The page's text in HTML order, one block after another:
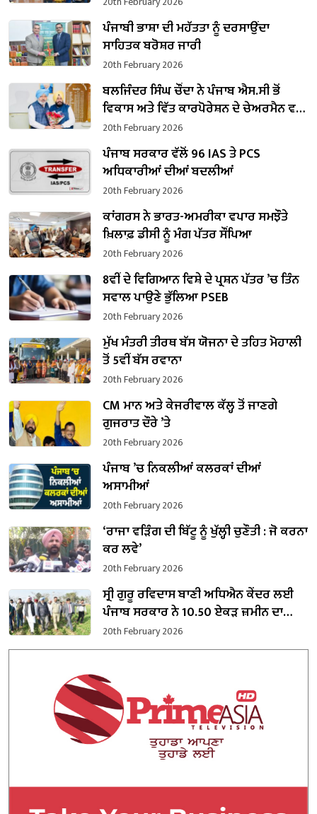
ਪੰਜਾਬੀ ਭਾਸ਼ਾ ਦੀ ਮਹੱਤਤਾ ਨੂੰ ਦਰਸਾਉਂਦਾ
ਸਾਹਿਤਕ ਬਰੋਸ਼ਰ ਜਾਰੀ
20th February 2026
ਬਲਜਿੰਦਰ ਸਿੰਘ ਚੌਂਦਾ ਨੇ ਪੰਜਾਬ ਐਸ.ਸੀ ਭੋਂ
ਵਿਕਾਸ ਅਤੇ ਵਿੱਤ ਕਾਰਪੋਰੇਸ਼ਨ ਦੇ ਚੇਅਰਮੈਨ ਵਜੋਂ
ਸੰਭਾਲਿਆ ਕਾਰਜਭਾਰ
20th February 2026
ਪੰਜਾਬ ਸਰਕਾਰ ਵੱਲੋਂ 96 IAS ਤੇ PCS
ਅਧਿਕਾਰੀਆਂ ਦੀਆਂ ਬਦਲੀਆਂ
20th February 2026
ਕਾਂਗਰਸ ਨੇ ਭਾਰਤ-ਅਮਰੀਕਾ ਵਪਾਰ ਸਮਝੌਤੇ
ਖ਼ਿਲਾਫ਼ ਡੀਸੀ ਨੂੰ ਮੰਗ ਪੱਤਰ ਸੌਂਪਿਆ
20th February 2026
8ਵੀਂ ਦੇ ਵਿਗਿਆਨ ਵਿਸ਼ੇ ਦੇ ਪ੍ਰਸ਼ਨ ਪੱਤਰ ’ਚ ਤਿੰਨ
ਸਵਾਲ ਪਾਉਣੇ ਭੁੱਲਿਆ PSEB
20th February 2026
ਮੁੱਖ ਮੰਤਰੀ ਤੀਰਥ ਬੱਸ ਯੋਜਨਾ ਦੇ ਤਹਿਤ ਮੋਹਾਲੀ
ਤੋਂ 5ਵੀਂ ਬੱਸ ਰਵਾਨਾ
20th February 2026
CM ਮਾਨ ਅਤੇ ਕੇਜਰੀਵਾਲ ਕੱਲ੍ਹ ਤੋਂ ਜਾਣਗੇ
ਗੁਜਰਾਤ ਦੌਰੇ ’ਤੇ
20th February 2026
ਪੰਜਾਬ ’ਚ ਨਿਕਲੀਆਂ ਕਲਰਕਾਂ ਦੀਆਂ
ਅਸਾਮੀਆਂ
20th February 2026
‘ਰਾਜਾ ਵੜਿੰਗ ਦੀ ਬਿੱਟੂ ਨੂੰ ਖੁੱਲ੍ਹੀ ਚੁਣੌਤੀ : ਜੋ ਕਰਨਾ
ਕਰ ਲਵੇ’
20th February 2026
ਸ੍ਰੀ ਗੁਰੂ ਰਵਿਦਾਸ ਬਾਣੀ ਅਧਿਐਨ ਕੇਂਦਰ ਲਈ
ਪੰਜਾਬ ਸਰਕਾਰ ਨੇ 10.50 ਏਕੜ ਜ਼ਮੀਨ ਦਾ
ਕਬਜ਼ਾ ਲਿਆ
20th February 2026